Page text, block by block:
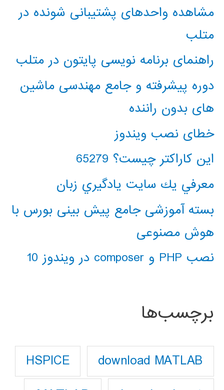
مشاهده واحدهای پشتیبانی شونده در
متلب
راهنمای برنامه نویسی پایتون در متلب
دوره پیشرفته و جامع مهندسی ماشین
های بدون راننده
خطای نصب ویندوز
این کاراکتر چیست؟ 65279
معرفي يك سايت يادگيري زبان
بسته آموزشی جامع پیش بینی بورس با
هوش مصنوعی
نصب PHP و composer در ویندوز 10
برچسب‌ها
download MATLAB
HSPICE